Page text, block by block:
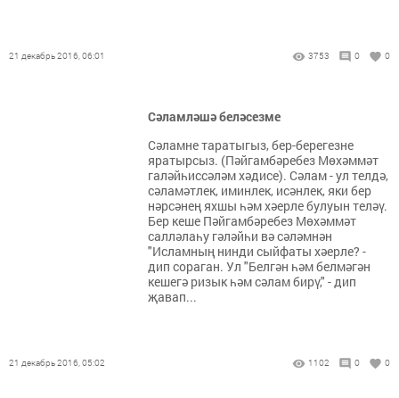
21 декабрь 2016, 06:01 3753 0 0
Сәламләшә беләсезме
Сәламне таратыгыз, бер-берегезне
яратырсыз. (Пәйгамбәребез Мөхәммәт
галәйһиссәләм хәдисе). Сәлам - ул телдә,
сәламәтлек, иминлек, исәнлек, яки бер
нәрсәнең яхшы һәм хәерле булуын теләү.
Бер кеше Пәйгамбәребез Мөхәммәт
салләлаһу гәләйһи вә сәләмнән
"Исламның нинди сыйфаты хәерле? -
дип сораган. Ул "Белгән һәм белмәгән
кешегә ризык һәм сәлам бирү," - дип
җавап...
21 декабрь 2016, 05:02 1102 0 0